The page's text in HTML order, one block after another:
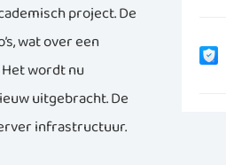
project. De
wat over een
wordt nu
uitgebracht. De
infrastructuur.